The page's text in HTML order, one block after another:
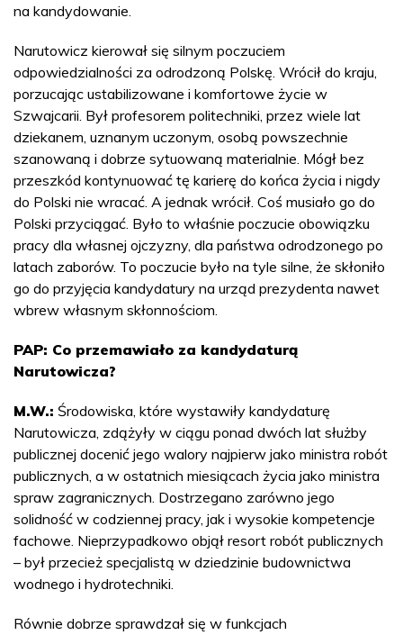
na kandydowanie.
Narutowicz kierował się silnym poczuciem
odpowiedzialności za odrodzoną Polskę. Wrócił do kraju,
porzucając ustabilizowane i komfortowe życie w
Szwajcarii. Był profesorem politechniki, przez wiele lat
dziekanem, uznanym uczonym, osobą powszechnie
szanowaną i dobrze sytuowaną materialnie. Mógł bez
przeszkód kontynuować tę karierę do końca życia i nigdy
do Polski nie wracać. A jednak wrócił. Coś musiało go do
Polski przyciągać. Było to właśnie poczucie obowiązku
pracy dla własnej ojczyzny, dla państwa odrodzonego po
latach zaborów. To poczucie było na tyle silne, że skłoniło
go do przyjęcia kandydatury na urząd prezydenta nawet
wbrew własnym skłonnościom.
PAP: Co przemawiało za kandydaturą
Narutowicza?
M.W.: Środowiska, które wystawiły kandydaturę
Narutowicza, zdążyły w ciągu ponad dwóch lat służby
publicznej docenić jego walory najpierw jako ministra robót
publicznych, a w ostatnich miesiącach życia jako ministra
spraw zagranicznych. Dostrzegano zarówno jego
solidność w codziennej pracy, jak i wysokie kompetencje
fachowe. Nieprzypadkowo objął resort robót publicznych
– był przecież specjalistą w dziedzinie budownictwa
wodnego i hydrotechniki.
Równie dobrze sprawdzał się w funkcjach